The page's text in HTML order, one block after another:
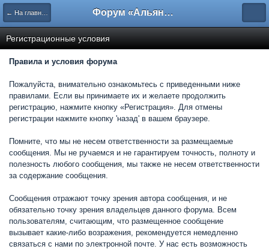
← На главную Форум «Альянса вольных переводчиков»
Регистрационные условия
Правила и условия форума
Пожалуйста, внимательно ознакомьтесь с приведенными ниже
правилами. Если вы принимаете их и желаете продолжить
регистрацию, нажмите кнопку «Регистрация». Для отмены
регистрации нажмите кнопку 'назад' в вашем браузере.
Помните, что мы не несем ответственности за размещаемые
сообщения. Мы не ручаемся и не гарантируем точность, полноту и
полезность любого сообщения, мы также не несем ответственности
за содержание сообщения.
Сообщения отражают точку зрения автора сообщения, и не
обязательно точку зрения владельцев данного форума. Всем
пользователям, считающим, что размещенное сообщение
вызывает какие-либо возражения, рекомендуется немедленно
связаться с нами по электронной почте. У нас есть возможность